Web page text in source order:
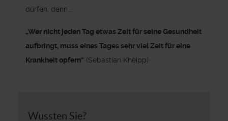
dürfen, denn...
„Wer nicht jeden Tag etwas Zeit für seine Gesundheit
aufbringt, muss eines Tages sehr viel Zeit für eine
Krankheit opfern" (Sebastian Kneipp)
Wussten Sie?